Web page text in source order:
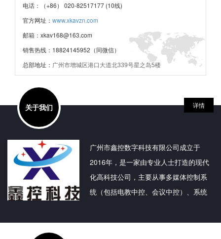
电话：（+86） 020-82517177 (10线)
官方网址： www.xkavzn.com
邮箱：xkav168@163.com
销售热线：18824145952（同微信）
总部地址： 广州市增城区港口大道北339号星之岛5楼
交通提示：地铁：离地铁新塘站D2出口700米
索“广州鑫控科技” 可直接导航
微信公众号：xkav1688
南京办事处：江苏省南京市雨花台区大周路88号雨花软件谷科创城
C2栋1608室 张经理
广西办事处：广西省梧州市万秀区龙山路16号 张经理
上海办事处：上海市闵行区金辉路1888号3号楼2楼 任经理
内蒙办事处：呼和浩特市新城区中山东路波士名人国际B座10层 刘
关于我们
广州市鑫控数字科技有限公司成立于
2016年，是一家由专业人士打造的现代
化高科技公司，主要从事多媒体控制系
统（包括电教中控、会议中控）、系统
统、 会议表决、同声传译，无纸化会议
详情